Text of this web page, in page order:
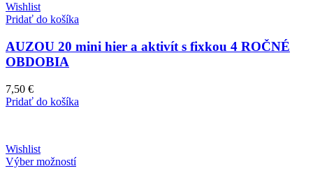
Wishlist
Pridať do košíka
AUZOU 20 mini hier a aktivít s fixkou 4 ROČNÉ
OBDOBIA
7,50 €
Pridať do košíka
Wishlist
Výber možností